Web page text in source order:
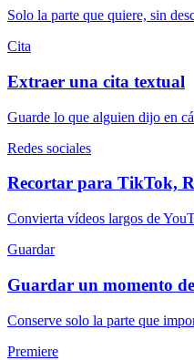
Solo la parte que quiere, sin
Cita
Extraer una cita textual
Guarde lo que alguien dijo en
Redes sociales
Recortar para TikTok,
Convierta vídeos largos de
Guardar
Guardar un momento
Conserve solo la parte que
Premiere